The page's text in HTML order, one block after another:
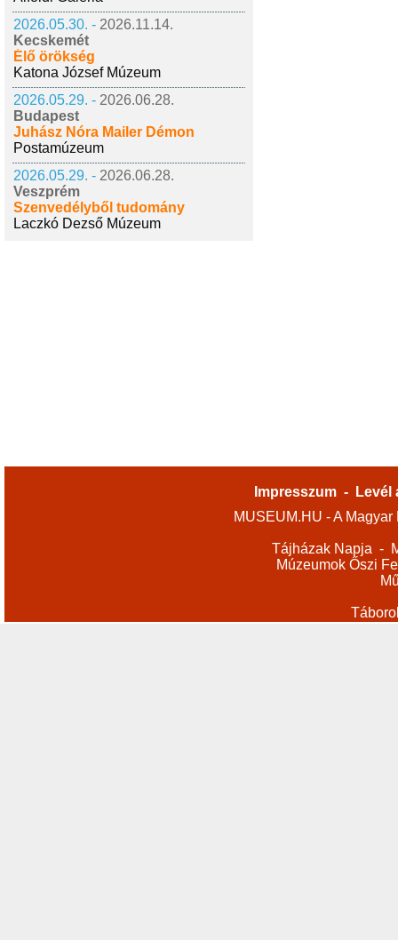
2026.05.30. - 2026.11.14.
Kecskemét
Élő örökség
Katona József Múzeum
2026.05.29. - 2026.06.28.
Budapest
Juhász Nóra Mailer Démon
Postamúzeum
2026.05.29. - 2026.06.28.
Veszprém
Szenvedélyből tudomány
Laczkó Dezső Múzeum
Impresszum -
Levél
MUSEUM.HU - A
Tájházak Napja -
Múzeumok Őszi